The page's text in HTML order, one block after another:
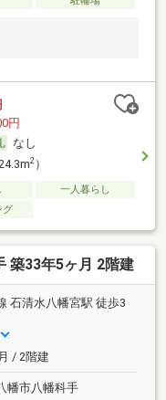
円
なし
2）
一人暮らし
グ
築33年5ヶ月 2階建
石清水八幡宮駅 徒歩3
/ 2階建
幡市八幡科手